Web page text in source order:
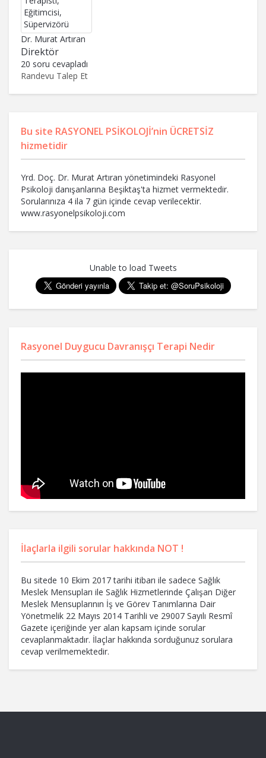
Dr. Murat Artıran
Direktör
20 soru cevapladı
Randevu Talep Et
Bu site RASYONEL PSİKOLOJİ’nin ÜCRETSİZ
hizmetidir
Yrd. Doç. Dr. Murat Artıran yönetimindeki Rasyonel
Psikoloji danışanlarına Beşiktaş'ta hizmet vermektedir.
Sorularınıza 4 ila 7 gün içinde cevap verilecektir.
www.rasyonelpsikoloji.com
Unable to load Tweets
Rasyonel Duygucu Davranışçı Terapi Nedir
İlaçlarla ilgili sorular hakkında NOT !
Bu sitede 10 Ekim 2017 tarihi itibarı ile sadece Sağlık
Meslek Mensupları ile Sağlık Hizmetlerinde Çalışan Diğer
Meslek Mensuplarının İş ve Görev Tanımlarına Dair
Yönetmelik 22 Mayıs 2014 Tarihli ve 29007 Sayılı Resmî
Gazete içeriğinde yer alan kapsam içinde sorular
cevaplanmaktadır. İlaçlar hakkında sorduğunuz sorulara
cevap verilmemektedir.